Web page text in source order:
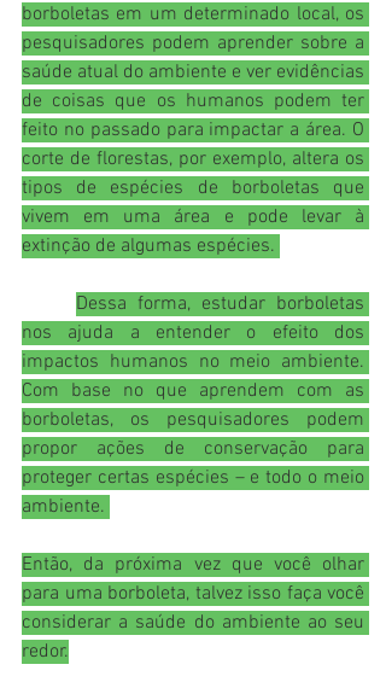
borboletas em um determinado local, os
pesquisadores podem aprender sobre a
saúde atual do ambiente e ver evidências
de coisas que os humanos podem ter
feito no passado para impactar a área. O
corte de florestas, por exemplo, altera os
tipos de espécies de borboletas que
vivem em uma área e pode levar à
extinção de algumas espécies.
Dessa forma, estudar borboletas
nos ajuda a entender o efeito dos
impactos humanos no meio ambiente.
Com base no que aprendem com as
borboletas, os pesquisadores podem
propor ações de conservação para
proteger certas espécies – e todo o meio
ambiente.
Então, da próxima vez que você olhar
para uma borboleta, talvez isso faça você
considerar a saúde do ambiente ao seu
redor.